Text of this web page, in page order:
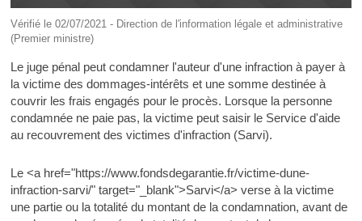
Vérifié le 02/07/2021 - Direction de l'information légale et administrative
(Premier ministre)
Le juge pénal peut condamner l'auteur d'une infraction à payer à
la victime des dommages-intérêts et une somme destinée à
couvrir les frais engagés pour le procès. Lorsque la personne
condamnée ne paie pas, la victime peut saisir le Service d'aide
au recouvrement des victimes d'infraction (Sarvi).
Le <a href="https://www.fondsdegarantie.fr/victime-dune-
infraction-sarvi/" target="_blank">Sarvi</a> verse à la victime
une partie ou la totalité du montant de la condamnation, avant de